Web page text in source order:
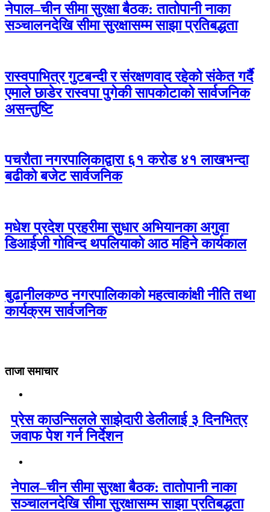
नेपाल–चीन सीमा सुरक्षा बैठक: तातोपानी नाका
सञ्चालनदेखि सीमा सुरक्षासम्म साझा प्रतिबद्धता
रास्वपाभित्र गुटबन्दी र संरक्षणवाद रहेको संकेत गर्दै
एमाले छाडेर रास्वपा पुगेकी सापकोटाको सार्वजनिक
असन्तुष्टि
पचरौता नगरपालिकाद्वारा ६१ करोड ४१ लाखभन्दा
बढीको बजेट सार्वजनिक
मधेश प्रदेश प्रहरीमा सुधार अभियानका अगुवा
डिआईजी गोविन्द थपलियाको आठ महिने कार्यकाल
बुढानीलकण्ठ नगरपालिकाको महत्वाकांक्षी नीति तथा
कार्यक्रम सार्वजनिक
ताजा समाचार
प्रेस काउन्सिलले साझेदारी डेलीलाई ३ दिनभित्र
जवाफ पेश गर्न निर्देशन
नेपाल–चीन सीमा सुरक्षा बैठक: तातोपानी नाका
सञ्चालनदेखि सीमा सुरक्षासम्म साझा प्रतिबद्धता